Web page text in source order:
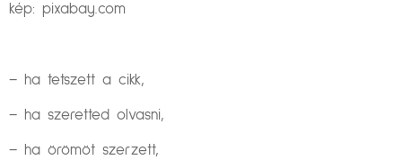
kép: pixabay.com
– ha tetszett a cikk,
– ha szeretted olvasni,
– ha örömöt szerzett,